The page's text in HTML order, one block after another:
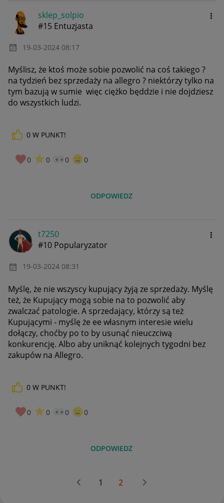
sklep_solpio
#15 Entuzjasta
‎19-03-2024 08:17
Myślisz, że ktoś może sobie pozwolić na coś takiego ?
na tydzień bez sprzedaży na allegro ? niektórzy tylko na
tym bazują w sumie więc ciężko będdzie i nie dojdziesz
do wszystkich ludzi.
0 W PUNKT!
0 0 0 0
ODPOWIEDZ
t7250
#10 Popularyzator
‎19-03-2024 08:31
Myślę, że nie wszyscy kupujący żyją ze sprzedaży. Myślę
też, że Kupujący mogą sobie na to pozwolić aby
zwalczać patologie. A sprzedający, którzy są też
Kupującymi - myślę że ee własnym interesie wielu
dołączy, choćby po to by usunąć nieuczciwą
konkurencję. Albo aby uniknąć kolejnych tygodni bez
zakupów na Allegro.
0 W PUNKT!
0 0 0 0
ODPOWIEDZ
1 2